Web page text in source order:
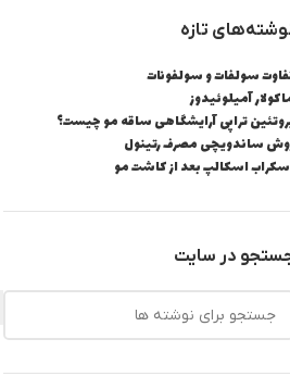
تازه
سولفات و سولفونات
آمیلوئیدوز
تراپی آرایشگاهی ساقه مو چیست؟
ساندویچی مصرف رتینول
اسکالپ بعد از کاشت مو
در سایت